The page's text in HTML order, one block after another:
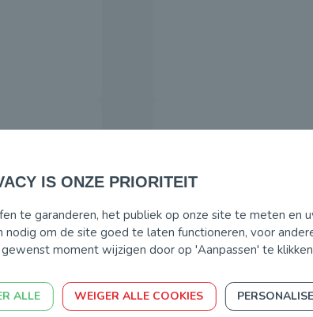
IS ONZE PRIORITEIT
te garanderen, het publiek op onze site te meten en
nodig om de site goed te laten functioneren, voor
moment wijzigen door op 'Aanpassen' te
ALLE WEIGER ALLE COOKIES